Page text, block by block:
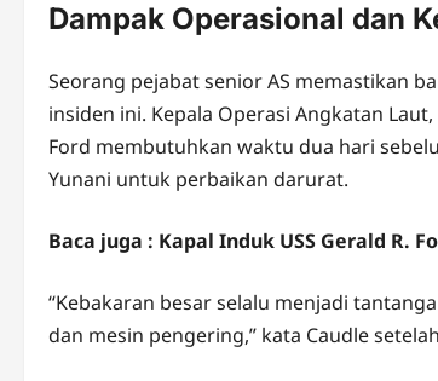
Dampak Operasional dan
Seorang pejabat senior AS memastikan
insiden ini. Kepala Operasi Angkatan
Ford membutuhkan waktu dua hari
Yunani untuk perbaikan darurat.
Baca juga : Kapal Induk USS Gerald R.
“Kebakaran besar selalu menjadi
dan mesin pengering,” kata Caudle